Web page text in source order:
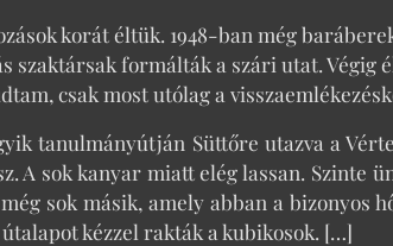
korát éltük. 1948-ban még
szaktársak formálták a szári utat. Végig
csak most utólag a
tanulmányútján Süttőre utazva a
A sok kanyar miatt elég lassan. Szinte
sok másik, amely abban a
kézzel rakták a kubikosok. […]